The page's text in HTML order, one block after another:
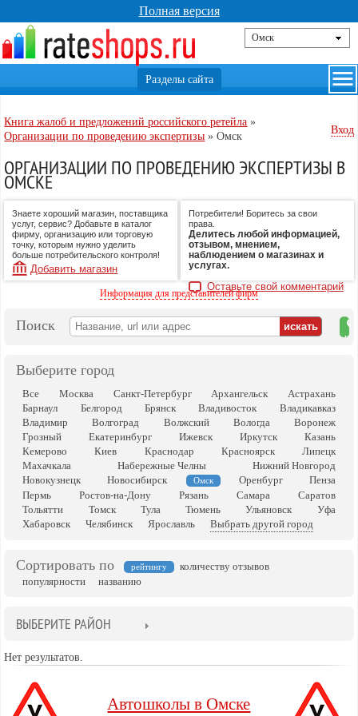
Полная версия
Книга жалоб и предложений российского ретейла »
Организации по проведению экспертизы »Омск
Вход
ОРГАНИЗАЦИИ ПО ПРОВЕДЕНИЮ ЭКСПЕРТИЗЫ В
ОМСКЕ
Знаете хороший магазин, поставщика
услуг, сервис? Добавьте в каталог
фирму, организацию или торговую
точку, которым нужно уделить
больше потребительского контроля!
Добавить магазин
Потребители! Боритесь за свои
права.
Делитесь любой информацией,
отзывом, мнением,
наблюдением о магазинах и
услугах.
Оставьте свой комментарий
Информация для представителей фирм
Поиск
на
Выберите город
Все Москва Санкт-Петербург Архангельск
Астрахань
Барнаул
Белгород Брянск Владивосток
Владикавказ
Владимир
Волгоград Волжский Вологда
Воронеж
Грозный
Екатеринбург Ижевск Иркутск
Казань
Кемерово
Киев Краснодар Красноярск
Липецк
Махачкала
Набережные Челны
Нижний Новгород
Новокузнецк
Новосибирск Омск Оренбург
Пенза
Пермь
Ростов-на-Дону Рязань Самара
Саратов
Тольятти
Томск Тула Тюмень Ульяновск
Уфа
Хабаровск
Челябинск Ярославль Выбрать другой город
Сортировать по рейтингу
количеству отзывов
популярности
названию
ВЫБЕРИТЕ РАЙОН
Нет результатов.
Автошколы в Омске